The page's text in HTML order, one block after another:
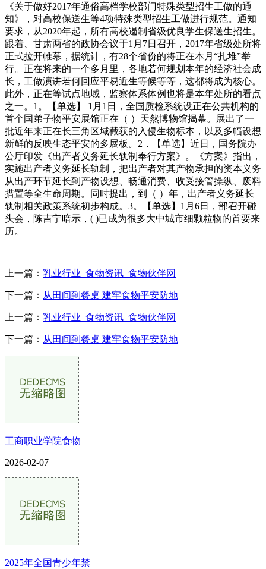
《关于做好2017年通俗高档学校部门特殊类型招生工做的通
知》，对高校保送生等4项特殊类型招生工做进行规范。通知
要求，从2020年起，所有高校遏制省级优良学生保送生招生。
跟着、甘肃两省的政协会议于1月7日召开，2017年省级处所将
正式拉开帷幕，据统计，有28个省份的将正在本月“扎堆”举
行。正在将来的一个多月里，各地若何规划本年的经济社会成
长，工做演讲若何回应平易近生等候等等，这都将成为核心。
此外，正在等试点地域，监察体系体例也将是本年处所的看点
之一。1。【单选】 1月1日，全国质检系统设正在公共机构的
首个国弟子物平安展馆正在（ ）天然博物馆揭幕。展出了一
批近年来正在长三角区域截获的入侵生物标本，以及多幅设想
新鲜的反映生态平安的多展板。2．【单选】近日，国务院办
公厅印发《出产者义务延长轨制奉行方案》。《方案》指出，
实施出产者义务延长轨制，把出产者对其产物承担的资本义务
从出产环节延长到产物设想、畅通消费、收受接管操纵、废料
措置等全生命周期。同时提出，到（ ）年，出产者义务延长
轨制相关政策系统初步构成。3。【单选】1月6日，部召开碰
头会，陈吉宁暗示，( )已成为很多大中城市细颗粒物的首要来
历。
上一篇： 乳业行业_食物资讯_食物伙伴网
下一篇： 从田间到餐桌 建牢食物平安防地
上一篇： 乳业行业_食物资讯_食物伙伴网
下一篇： 从田间到餐桌 建牢食物平安防地
工商职业学院食物
2026-02-07
2025年全国青少年禁